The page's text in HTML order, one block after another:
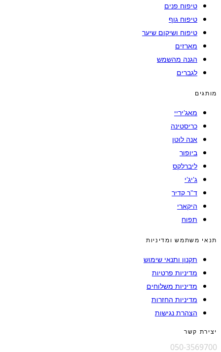
טיפוח פנים
טיפוח גוף
טיפוח ושיקום שיער
מארזים
הגנה מהשמש
לגברים
מותגים
מאג'יריי
כריסטינה
אנה לוטן
ביופור
ליברלקס
ג'יג'י
ד"ר קדיר
היקארי
תפוח
תנאי משתמש ומדיניות
תקנון ותנאי שימוש
מדיניות פרטיות
מדיניות משלוחים
מדיניות החזרות
הצהרת נגישות
יצירת קשר
050-3569700